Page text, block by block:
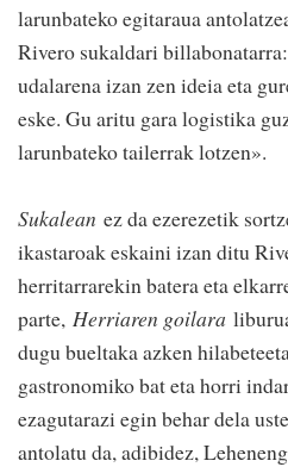
larunbateko egitaraua
Rivero sukaldari
udalarena izan zen ideia eta
eske. Gu aritu gara logistika
larunbateko tailerrak lotzen».
Sukalean ez da ezerezetik
ikastaroak eskaini izan ditu
herritarrarekin batera eta
parte, Herriaren goilara
dugu bueltaka azken
gastronomiko bat eta horri
ezagutarazi egin behar dela
antolatu da, adibidez,